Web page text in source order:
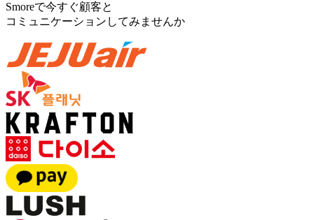
Smoreで今すぐ顧客と
コミュニケーションしてみませんか